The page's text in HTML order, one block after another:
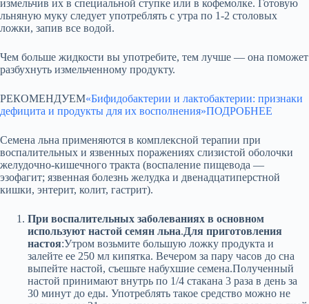
измельчив их в специальной ступке или в кофемолке. Готовую
льняную муку следует употреблять с утра по 1-2 столовых
ложки, запив все водой.
Чем больше жидкости вы употребите, тем лучше — она поможет
разбухнуть измельченному продукту.
РЕКОМЕНДУЕМ«Бифидобактерии и лактобактерии: признаки
дефицита и продукты для их восполнения»ПОДРОБНЕЕ
Семена льна применяются в комплексной терапии при
воспалительных и язвенных поражениях слизистой оболочки
желудочно-кишечного тракта (воспаление пищевода —
эзофагит; язвенная болезнь желудка и двенадцатиперстной
кишки, энтерит, колит, гастрит).
При воспалительных заболеваниях в основном
используют настой семян льна.Для приготовления
настоя:Утром возьмите большую ложку продукта и
залейте ее 250 мл кипятка. Вечером за пару часов до сна
выпейте настой, съешьте набухшие семена.Полученный
настой принимают внутрь по 1/4 стакана 3 раза в день за
30 минут до еды. Употреблять такое средство можно не